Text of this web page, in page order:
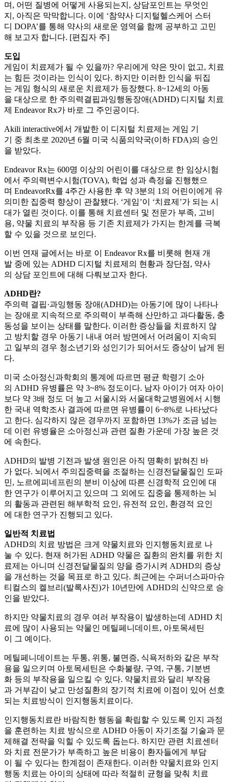
며, 어떤 질병에 어떻게 사용되는지, 상담포인트는 무엇인
지, 아직은 막막합니다. 이에 ‘참약사 디지털헬스케어 스터
디 DOPA’를 통해 약사의 새로운 영역을 함께 공부하고 고민
해 보고자 합니다. [편집자 주]
도입
게임이 치료제가 될 수 있을까? 우리에게 약은 맛이 없고, 치료
는 힘든 것이라는 인식이 있다. 하지만 이러한 인식을 뒤집
는 게임 형식의 새로운 치료제가 등장했다. 8~12세의 아동
을 대상으로 한 주의력결핍과잉행동장애(ADHD) 디지털 치료
제 Endeavor Rx가 바로 그 주인공이다.
Akili interactive에서 개발한 이 디지털 치료제는 게임 기
기 중 최초로 2020년 6월 미국 식품의약국(이하 FDA)의 승인
을 받았다.
Endeavor Rx는 600명 이상의 어린이를 대상으로 한 임상시험
에서 주의력변수시험(TOVA), 학업 성과 측정을 진행했으
며 EndeavorRx를 4주간 사용한 후 약 3분의 1의 어린이에게 유
의미한 집중력 향상이 관찰됐다. ‘게임’이 ‘치료제’가 되는 시
대가 열린 것이다. 이를 통해 치료센터 및 전문가 부족, 고비
용, 약물 치료의 부작용 등 기존 치료제가 가지는 한계를 극복
할 수 있을 것으로 보인다.
이번 연재 글에서는 바로 이 Endeavor Rx를 비롯해 현재 개
발 중에 있는 ADHD 디지털 치료제의 현황과 장단점, 약사
의 상담 포인트에 대해 다뤄보고자 한다.
ADHD란?
주의력 결핍·과잉행동 장애(ADHD)는 아동기에 많이 나타나
는 장애로 지속적으로 주의력이 부족해 산만하고 과다활동, 충
동성을 보이는 상태를 말한다. 이러한 증상들을 치료하지 않
고 방치할 경우 아동기 내내 여러 방면에서 어려움이 지속되
고 일부의 경우 청소년기와 성인기가 되어서도 증상이 남게 된
다.
미국 소아정신과학회의 통계에 따르면 평균 학령기 소아
의 ADHD 유병률은 약 3~8% 정도이다. 남자 아이가 여자 아이
보다 약 3배 정도 더 높고 서울시와 서울대학교병원에서 시행
한 국내 역학조사 결과에 따르면 유병률이 6~8%로 나타났다
고 한다. 심각하지 않은 경우까지 포함하면 13%가 조금 넘는
데 이런 유병율은 소아정신과 관련 질환 가운데 가장 높은 것
에 속한다.
ADHD의 발병 기전과 발생 원인은 아직 명확히 밝혀진 바
가 없다. 뇌에서 주의집중력을 조절하는 신경전달물질인 도파
민, 노르에피네프린의 분비 이상에 따른 신경학적 요인에 대
한 연구가 이루어지고 있으며 그 외에도 집중을 통제하는 뇌
의 활동과 관련된 해부학적 요인, 유전적 요인, 환경적 요인
에 대한 연구가 진행되고 있다.
일반적 치료법
ADHD의 치료 방법은 크게 약물치료와 인지행동치료로 나
눌 수 있다. 현재 허가된 ADHD 약물은 질환의 완치를 위한 치
료제는 아니며 신경전달물질의 양을 증가시켜 ADHD의 증상
을 개선하는 것을 목표로 하고 있다. 최근에는 수퍼너스파마슈
티컬스의 켈브리(발록사진)가 10년만에 ADHD의 신약으로 승
인을 받았다.
하지만 약물치료의 경우 여러 부작용이 발생하는데 ADHD 치
료에 많이 사용되는 약물인 메틸페니데이트, 아토목세틴
이 그 예이다.
메틸페니데이트는 두통, 위통, 불면증, 식욕저하와 같은 부작
용을 일으키며 아토목세틴은 수화불량, 구역, 구통, 기분변
화 등의 부작용을 일으킬 수 있다. 약물치료와 달리 부작용
과 거부감이 낮고 만성질환의 장기적 치료에 이점이 있어 선호
되는 치료방식이 인지행동치료이다.
인지행동치료란 바람직한 행동을 확립할 수 있도록 인지 과정
을 훈련하는 치료 방식으로 ADHD 아동이 자기조절 기술과 문
제해결 전략을 익힐 수 있도록 돕는다. 하지만 관련 치료센터
와 치료 전문가가 부족하고 높은 비용이 환자들에게 부담
이 될 수 있다는 한계점이 존재한다. 이러한 약물치료와 인지
행동 치료는 아이의 상태에 따라 적절히 균형을 맞춰 치료